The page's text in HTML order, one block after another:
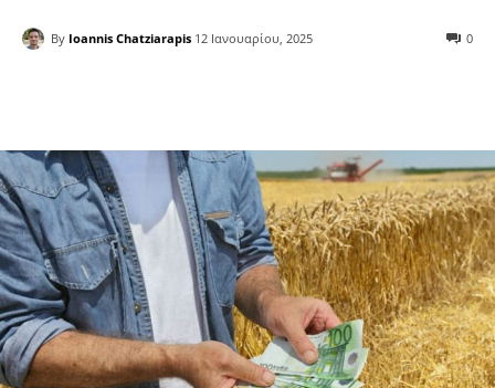
By Ioannis Chatziarapis 12 Ιανουαρίου, 2025 0